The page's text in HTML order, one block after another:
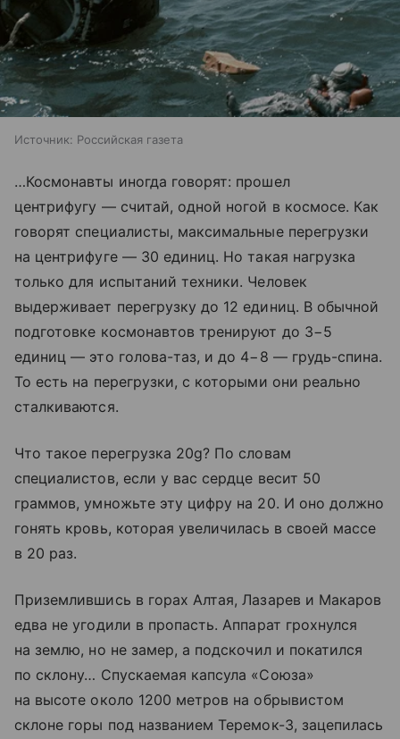
Источник: Российская газета
…Космонавты иногда говорят: прошел
центрифугу — считай, одной ногой в космосе. Как
говорят специалисты, максимальные перегрузки
на центрифуге — 30 единиц. Но такая нагрузка
только для испытаний техники. Человек
выдерживает перегрузку до 12 единиц. В обычной
подготовке космонавтов тренируют до 3−5
единиц — это голова-таз, и до 4−8 — грудь-спина.
То есть на перегрузки, с которыми они реально
сталкиваются.
Что такое перегрузка 20g? По словам
специалистов, если у вас сердце весит 50
граммов, умножьте эту цифру на 20. И оно должно
гонять кровь, которая увеличилась в своей массе
в 20 раз.
Приземлившись в горах Алтая, Лазарев и Макаров
едва не угодили в пропасть. Аппарат грохнулся
на землю, но не замер, а подскочил и покатился
по склону… Спускаемая капсула «Союза»
на высоте около 1200 метров на обрывистом
склоне горы под названием Теремок-3, зацепилась